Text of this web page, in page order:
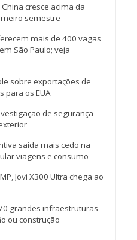
cresce acima da
semestre
mais de 400 vagas
São Paulo; veja
sobre exportações de
para os EUA
de segurança
saída mais cedo na
viagens e consumo
Jovi X300 Ultra chega ao
grandes infraestruturas
ou construção